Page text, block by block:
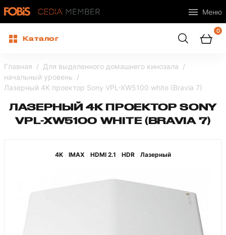
Меню
Каталог
0
Главная
Для выделенного домашнего кинозала
начальный уровень
Лазерный 4K проектор Sony VPL-XW5100 white (Bravia 7)
ЛАЗЕРНЫЙ 4K ПРОЕКТОР SONY
VPL-XW5100 WHITE (BRAVIA 7)
4K IMAX HDMI 2.1 HDR Лазерный